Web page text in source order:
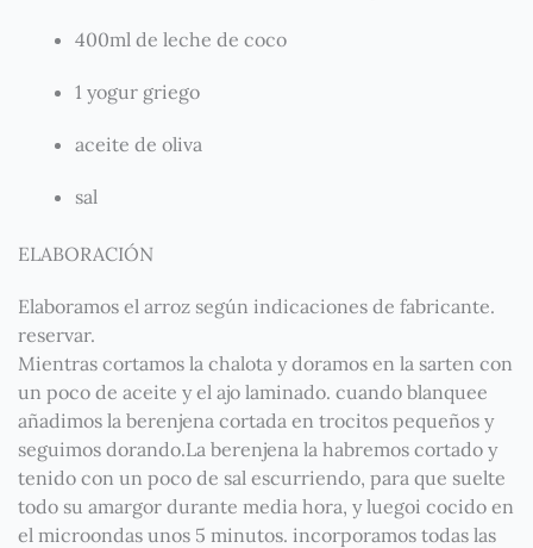
400ml de leche de coco
1 yogur griego
aceite de oliva
sal
ELABORACIÓN
Elaboramos el arroz según indicaciones de fabricante.
reservar.
Mientras cortamos la chalota y doramos en la sarten con
un poco de aceite y el ajo laminado. cuando blanquee
añadimos la berenjena cortada en trocitos pequeños y
seguimos dorando.La berenjena la habremos cortado y
tenido con un poco de sal escurriendo, para que suelte
todo su amargor durante media hora, y luegoi cocido en
el microondas unos 5 minutos. incorporamos todas las